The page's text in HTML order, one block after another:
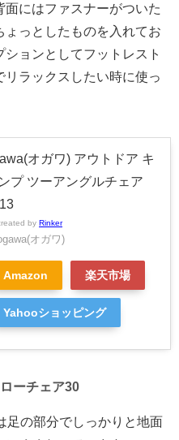
にはファスナーがついた
っとしたものを入れてお
ョンとしてフットレスト
ラックスしたい時に使っ
オガワ) アウトドア キ
プ ツーアングルチェア
by Rinker
オガワ)
Amazon 楽天市場
Yahooショッピング
ーチェア30
足の部分でしっかりと地面